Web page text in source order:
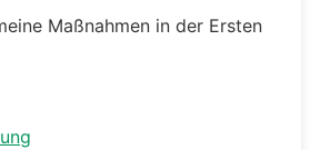
Maßnahmen in der Ersten